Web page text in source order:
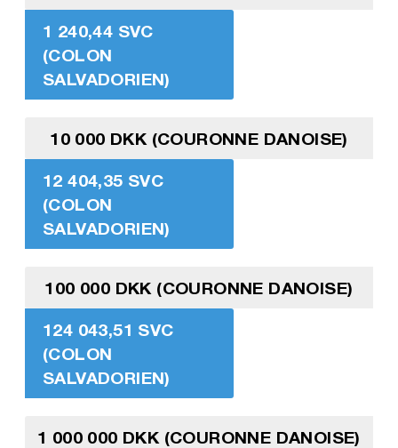
1 240,44 SVC
(COLON
SALVADORIEN)
10 000 DKK (COURONNE DANOISE)
12 404,35 SVC
(COLON
SALVADORIEN)
100 000 DKK (COURONNE DANOISE)
124 043,51 SVC
(COLON
SALVADORIEN)
1 000 000 DKK (COURONNE DANOISE)